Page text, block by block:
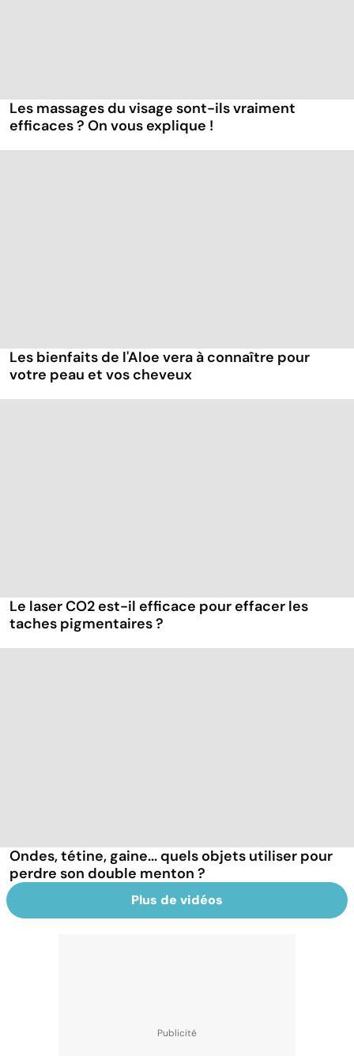
Les massages du visage sont-ils vraiment
efficaces ? On vous explique !
Les bienfaits de l'Aloe vera à connaître pour
votre peau et vos cheveux
Le laser CO2 est-il efficace pour effacer les
taches pigmentaires ?
Ondes, tétine, gaine... quels objets utiliser pour
perdre son double menton ?
Plus de vidéos